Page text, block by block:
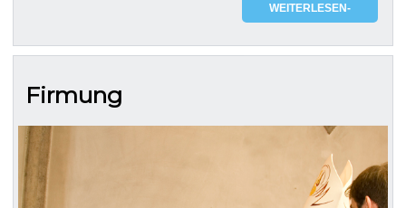
WEITERLESEN-
Firmung